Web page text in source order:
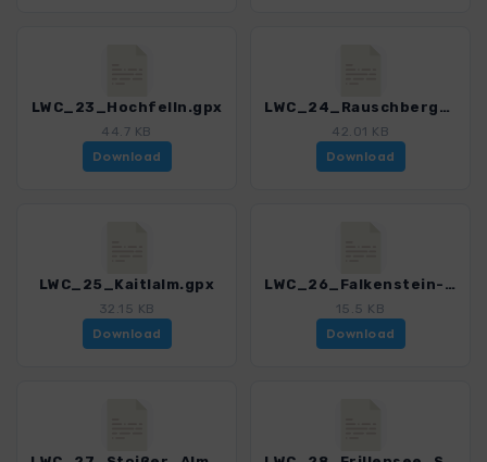
LWC_23_Hochfelln.gpx
44.7 KB
Download
LWC_24_Rauschberg_Streicher.gpx
42.01 KB
Download
LWC_25_Kaitlalm.gpx
32.15 KB
Download
LWC_26_Falkenstein-Runde.gpx
15.5 KB
Download